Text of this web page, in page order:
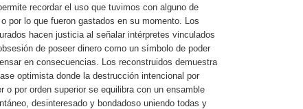
recordar el uso que tuvimos con alguno de
por lo que fueron gastados en su momento. Los
hacen justicia al señalar intérpretes vinculados
de poseer dinero como un símbolo de poder
en consecuencias. Los reconstruidos demuestra
optimista donde la destrucción intencional por
o por orden superior se equilibra con un ensamble
desinteresado y bondadoso uniendo todas y